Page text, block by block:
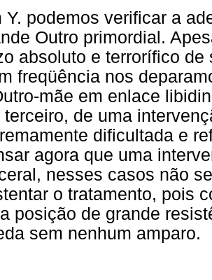
Y. podemos verificar a
Outro primordial.
absoluto e terrorífico
freqüência nos
mãe em enlace
terceiro, de uma
dificultada e
agora que uma
nesses casos não
o tratamento, pois
posição de grande
sem nenhum amparo.